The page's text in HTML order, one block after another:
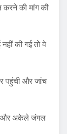
करने की मांग की
नहीं की गई तो वे
पहुंची और जांच
और अकेले जंगल